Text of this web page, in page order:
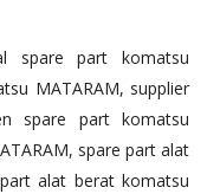
spare part komatsu
MATARAM, supplier
spare part komatsu
spare part alat
alat berat komatsu